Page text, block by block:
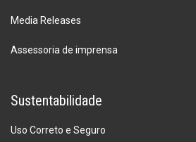
Media Releases
Assessoria de imprensa
Sustentabilidade
Uso Correto e Seguro